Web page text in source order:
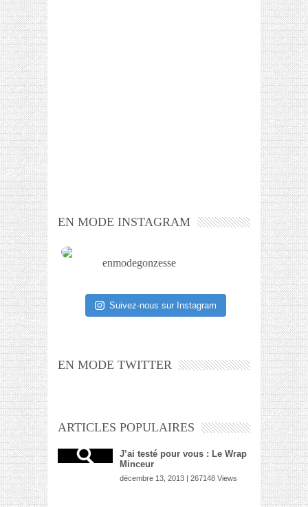
EN MODE INSTAGRAM
enmodegonzesse
Suivez-nous sur Instagram
EN MODE TWITTER
ARTICLES POPULAIRES
J’ai testé pour vous : Le Wrap
Minceur
décembre 13, 2013 | 267148 Views